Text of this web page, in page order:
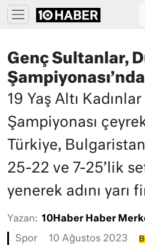
Genç Sultanlar,
19 Yaş Altı
Şampiyonası
Türkiye,
25-22 ve 7-25’lik
yenerek adını yarı
Yazan: 10Haber Haber
Spor 10 Ağustos 2023